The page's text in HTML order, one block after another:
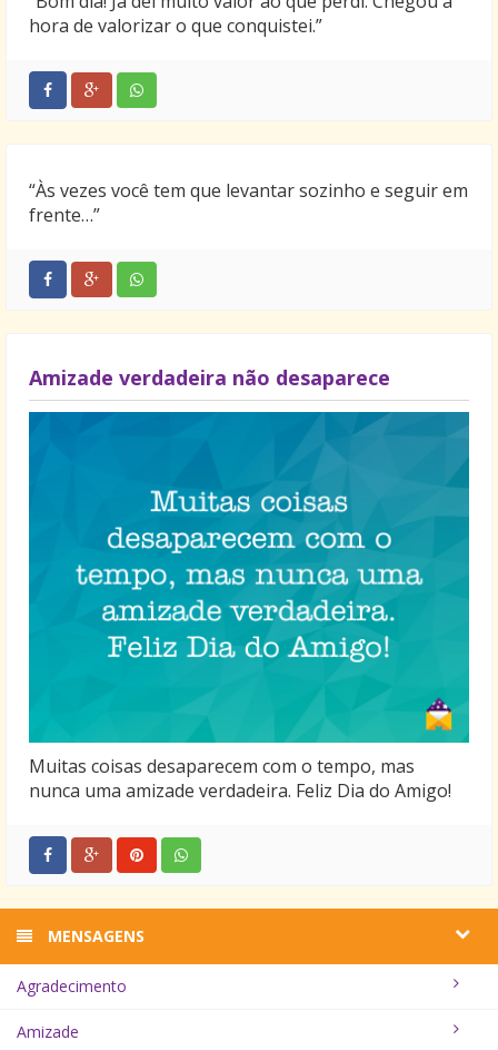
hora de valorizar o que conquistei.”
“Às vezes você tem que levantar sozinho e seguir em
frente…”
Amizade verdadeira não desaparece
Muitas coisas desaparecem com o tempo, mas
nunca uma amizade verdadeira. Feliz Dia do Amigo!
MENSAGENS
Agradecimento
Amizade